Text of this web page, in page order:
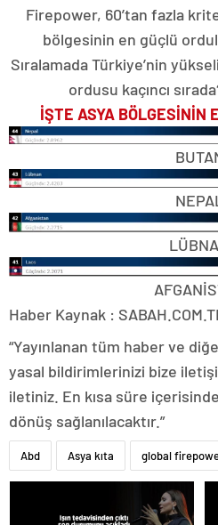
Firepower, 60’tan fazla
bölgesinin en güçlü
Sıralamada Türkiye’nin
ordusu kaçıncı
İŞTE ASYA BÖLGESİNİN
Haber Kaynak :
“Yayınlanan tüm haber ve
yasal bildirimlerinizi bize
iletiniz. En kısa süre
dönüş sağlanılacaktır.”
Abd Asya kıta global